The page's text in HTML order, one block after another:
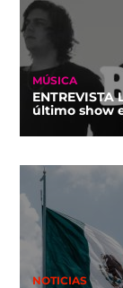
MÚSICA
último show
NOTICIAS